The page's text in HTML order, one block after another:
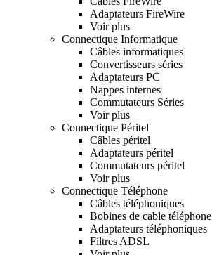
Adaptateurs FireWire
Voir plus
Connectique Informatique
Câbles informatiques
Convertisseurs séries
Adaptateurs PC
Nappes internes
Commutateurs Séries
Voir plus
Connectique Péritel
Câbles péritel
Adaptateurs péritel
Commutateurs péritel
Voir plus
Connectique Téléphone
Câbles téléphoniques
Bobines de cable téléphone
Adaptateurs téléphoniques
Filtres ADSL